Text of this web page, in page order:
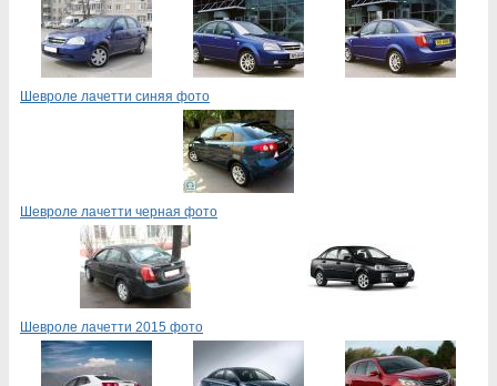
Шевроле лачетти синяя фото
Шевроле лачетти черная фото
Шевроле лачетти 2015 фото